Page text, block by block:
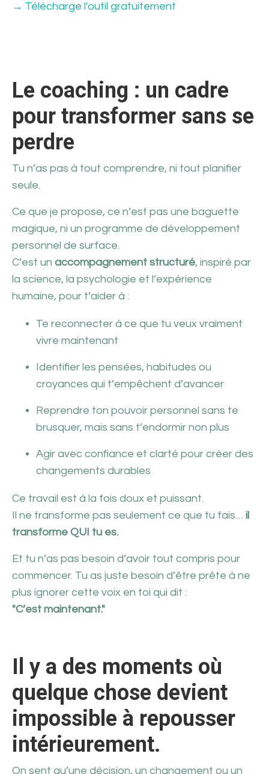
→ Télécharge l'outil gratuitement
Le coaching : un cadre
pour transformer sans se
perdre
Tu n’as pas à tout comprendre, ni tout planifier
seule.
Ce que je propose, ce n’est pas une baguette
magique, ni un programme de développement
personnel de surface.
C’est un accompagnement structuré, inspiré par
la science, la psychologie et l’expérience
humaine, pour t’aider à :
Te reconnecter à ce que tu veux vraiment
vivre maintenant
Identifier les pensées, habitudes ou
croyances qui t’empêchent d’avancer
Reprendre ton pouvoir personnel sans te
brusquer, mais sans t’endormir non plus
Agir avec confiance et clarté pour créer des
changements durables
Ce travail est à la fois doux et puissant.
Il ne transforme pas seulement ce que tu fais… il
transforme QUI tu es.
Et tu n’as pas besoin d’avoir tout compris pour
commencer. Tu as juste besoin d’être prête à ne
plus ignorer cette voix en toi qui dit :
"C’est maintenant."
Il y a des moments où
quelque chose devient
impossible à repousser
intérieurement.
On sent qu’une décision, un changement ou un